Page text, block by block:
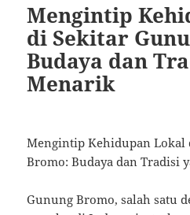
Mengintip
di Sekitar
Budaya dan
Menarik
Mengintip Kehidupan Lokal
Bromo: Budaya dan Tradisi
Gunung Bromo, salah satu